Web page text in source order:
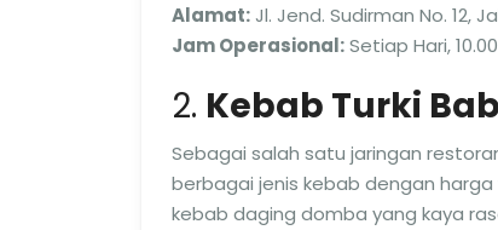
Alamat:Jl. Jend. Sudirman No. 12,
Jam Operasional:Setiap Hari,
2. Kebab Turki
Sebagai salah satu jaringan
berbagai jenis kebab dengan
kebab daging domba yang kaya